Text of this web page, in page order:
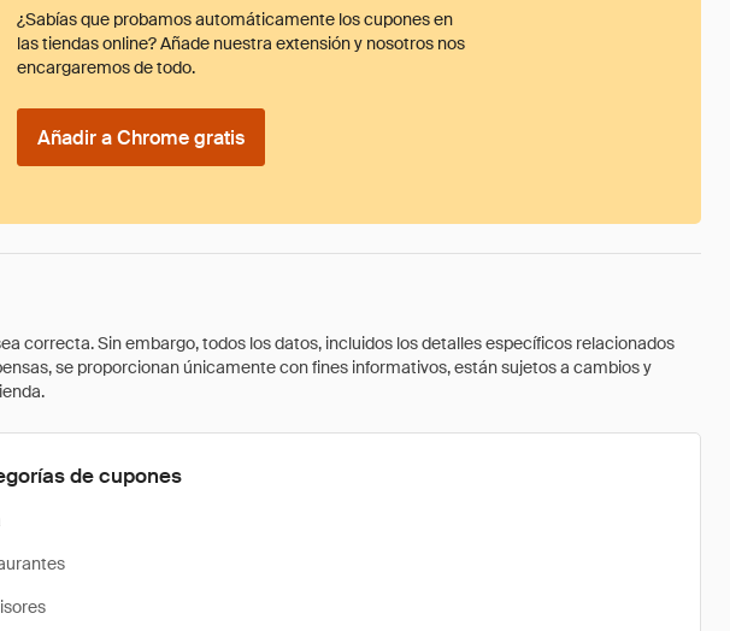
¿Sabías que probamos automáticamente los cupones en
las tiendas online? Añade nuestra extensión y nosotros nos
encargaremos de todo.
Añadir a Chrome gratis
correcta. Sin embargo, todos los datos, incluidos los detalles específicos relacionados
se proporcionan únicamente con fines informativos, están sujetos a cambios y
de cupones